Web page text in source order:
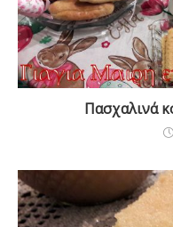
Πασχαλινά